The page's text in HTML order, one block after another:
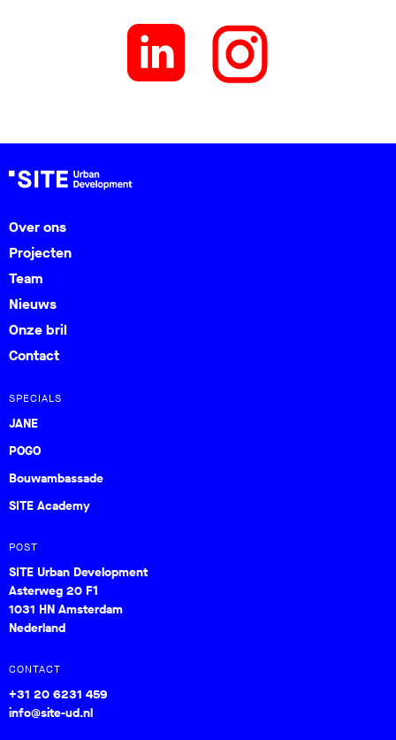
Over ons
Projecten
Team
Nieuws
Onze bril
Contact
SPECIALS
JANE
POGO
Bouwambassade
SITE Academy
POST
SITE Urban Development
Asterweg 20 F1
1031 HN Amsterdam
Nederland
CONTACT
+31 20 6231 459
info@site-ud.nl